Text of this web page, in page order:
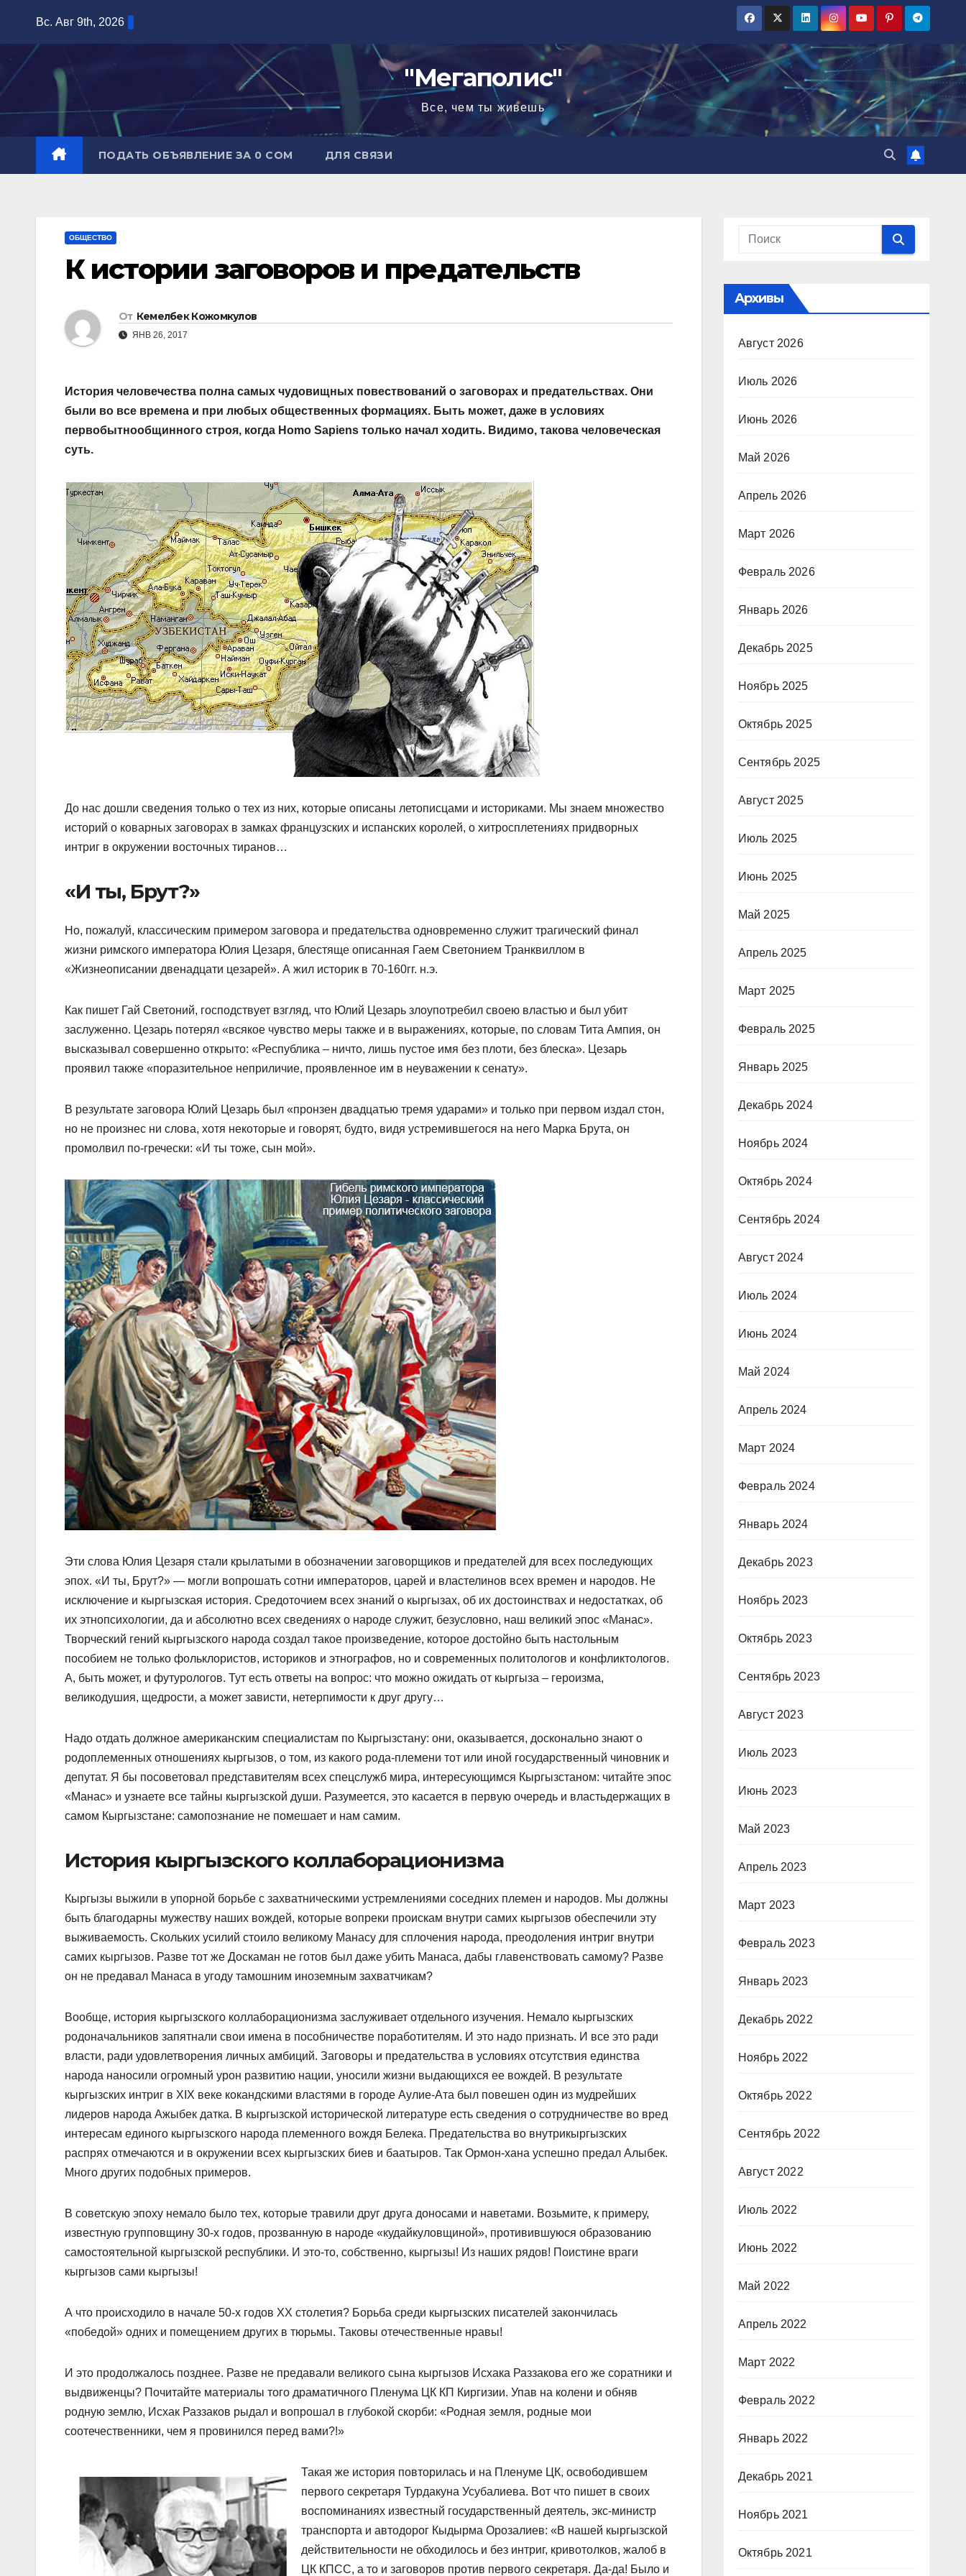
содержимому
Вс. Авг 9th, 2026
"Мегаполис"
Все, чем ты живешь
ПОДАТЬ ОБЪЯВЛЕНИЕ ЗА 0 СОМ ДЛЯ СВЯЗИ
ОБЩЕСТВО
К истории заговоров и предательств
От Кемелбек Кожомкулов
ЯНВ 26, 2017
История человечества полна самых чудовищных повествований о заговорах и предательствах. Они
были во все времена и при любых общественных формациях. Быть может, даже в условиях
первобытнообщинного строя, когда Homo Sapiens только начал ходить. Видимо, такова человеческая
суть.
До нас дошли сведения только о тех из них, которые описаны летописцами и историками. Мы знаем множество
историй о коварных заговорах в замках французских и испанских королей, о хитросплетениях придворных
интриг в окружении восточных тиранов…
«И ты, Брут?»
Но, пожалуй, классическим примером заговора и предательства одновременно служит трагический финал
жизни римского императора Юлия Цезаря, блестяще описанная Гаем Светонием Транквиллом в
«Жизнеописании двенадцати цезарей». А жил историк в 70-160гг. н.э.
Как пишет Гай Светоний, господствует взгляд, что Юлий Цезарь злоупотребил своею властью и был убит
заслуженно. Цезарь потерял «всякое чувство меры также и в выражениях, которые, по словам Тита Ампия, он
высказывал совершенно открыто: «Республика – ничто, лишь пустое имя без плоти, без блеска». Цезарь
проявил также «поразительное неприличие, проявленное им в неуважении к сенату».
В результате заговора Юлий Цезарь был «пронзен двадцатью тремя ударами» и только при первом издал стон,
но не произнес ни слова, хотя некоторые и говорят, будто, видя устремившегося на него Марка Брута, он
промолвил по-гречески: «И ты тоже, сын мой».
Эти слова Юлия Цезаря стали крылатыми в обозначении заговорщиков и предателей для всех последующих
эпох. «И ты, Брут?» — могли вопрошать сотни императоров, царей и властелинов всех времен и народов. Не
исключение и кыргызская история. Средоточием всех знаний о кыргызах, об их достоинствах и недостатках, об
их этнопсихологии, да и абсолютно всех сведениях о народе служит, безусловно, наш великий эпос «Манас».
Творческий гений кыргызского народа создал такое произведение, которое достойно быть настольным
пособием не только фольклористов, историков и этнографов, но и современных политологов и конфликтологов.
А, быть может, и футурологов. Тут есть ответы на вопрос: что можно ожидать от кыргыза – героизма,
великодушия, щедрости, а может зависти, нетерпимости к друг другу…
Надо отдать должное американским специалистам по Кыргызстану: они, оказывается, досконально знают о
родоплеменных отношениях кыргызов, о том, из какого рода-племени тот или иной государственный чиновник и
депутат. Я бы посоветовал представителям всех спецслужб мира, интересующимся Кыргызстаном: читайте эпос
«Манас» и узнаете все тайны кыргызской души. Разумеется, это касается в первую очередь и властьдержащих в
самом Кыргызстане: самопознание не помешает и нам самим.
История кыргызского коллаборационизма
Кыргызы выжили в упорной борьбе с захватническими устремлениями соседних племен и народов. Мы должны
быть благодарны мужеству наших вождей, которые вопреки проискам внутри самих кыргызов обеспечили эту
выживаемость. Скольких усилий стоило великому Манасу для сплочения народа, преодоления интриг внутри
самих кыргызов. Разве тот же Доскаман не готов был даже убить Манаса, дабы главенствовать самому? Разве
он не предавал Манаса в угоду тамошним иноземным захватчикам?
Вообще, история кыргызского коллаборационизма заслуживает отдельного изучения. Немало кыргызских
родоначальников запятнали свои имена в пособничестве поработителям. И это надо признать. И все это ради
власти, ради удовлетворения личных амбиций. Заговоры и предательства в условиях отсутствия единства
народа наносили огромный урон развитию нации, уносили жизни выдающихся ее вождей. В результате
кыргызских интриг в XIX веке кокандскими властями в городе Аулие-Ата был повешен один из мудрейших
лидеров народа Ажыбек датка. В кыргызской исторической литературе есть сведения о сотрудничестве во вред
интересам единого кыргызского народа племенного вождя Белека. Предательства во внутрикыргызских
распрях отмечаются и в окружении всех кыргызских биев и баатыров. Так Ормон-хана успешно предал Алыбек.
Много других подобных примеров.
В советскую эпоху немало было тех, которые травили друг друга доносами и наветами. Возьмите, к примеру,
известную групповщину 30-х годов, прозванную в народе «кудайкуловщиной», противившуюся образованию
самостоятельной кыргызской республики. И это-то, собственно, кыргызы! Из наших рядов! Поистине враги
кыргызов сами кыргызы!
А что происходило в начале 50-х годов ХХ столетия? Борьба среди кыргызских писателей закончилась
«победой» одних и помещением других в тюрьмы. Таковы отечественные нравы!
И это продолжалось позднее. Разве не предавали великого сына кыргызов Исхака Раззакова его же соратники и
выдвиженцы? Почитайте материалы того драматичного Пленума ЦК КП Киргизии. Упав на колени и обняв
родную землю, Исхак Раззаков рыдал и вопрошал в глубокой скорби: «Родная земля, родные мои
соотечественники, чем я провинился перед вами?!»
Такая же история повторилась и на Пленуме ЦК, освободившем
первого секретаря Турдакуна Усубалиева. Вот что пишет в своих
воспоминаниях известный государственный деятель, экс-министр
транспорта и автодорог Кыдырма Орозалиев: «В нашей кыргызской
действительности не обходилось и без интриг, кривотолков, жалоб в
ЦК КПСС, а то и заговоров против первого секретаря. Да-да! Было и
Архивы
Август 2026
Июль 2026
Июнь 2026
Май 2026
Апрель 2026
Март 2026
Февраль 2026
Январь 2026
Декабрь 2025
Ноябрь 2025
Октябрь 2025
Сентябрь 2025
Август 2025
Июль 2025
Июнь 2025
Май 2025
Апрель 2025
Март 2025
Февраль 2025
Январь 2025
Декабрь 2024
Ноябрь 2024
Октябрь 2024
Сентябрь 2024
Август 2024
Июль 2024
Июнь 2024
Май 2024
Апрель 2024
Март 2024
Февраль 2024
Январь 2024
Декабрь 2023
Ноябрь 2023
Октябрь 2023
Сентябрь 2023
Август 2023
Июль 2023
Июнь 2023
Май 2023
Апрель 2023
Март 2023
Февраль 2023
Январь 2023
Декабрь 2022
Ноябрь 2022
Октябрь 2022
Сентябрь 2022
Август 2022
Июль 2022
Июнь 2022
Май 2022
Апрель 2022
Март 2022
Февраль 2022
Январь 2022
Декабрь 2021
Ноябрь 2021
Октябрь 2021